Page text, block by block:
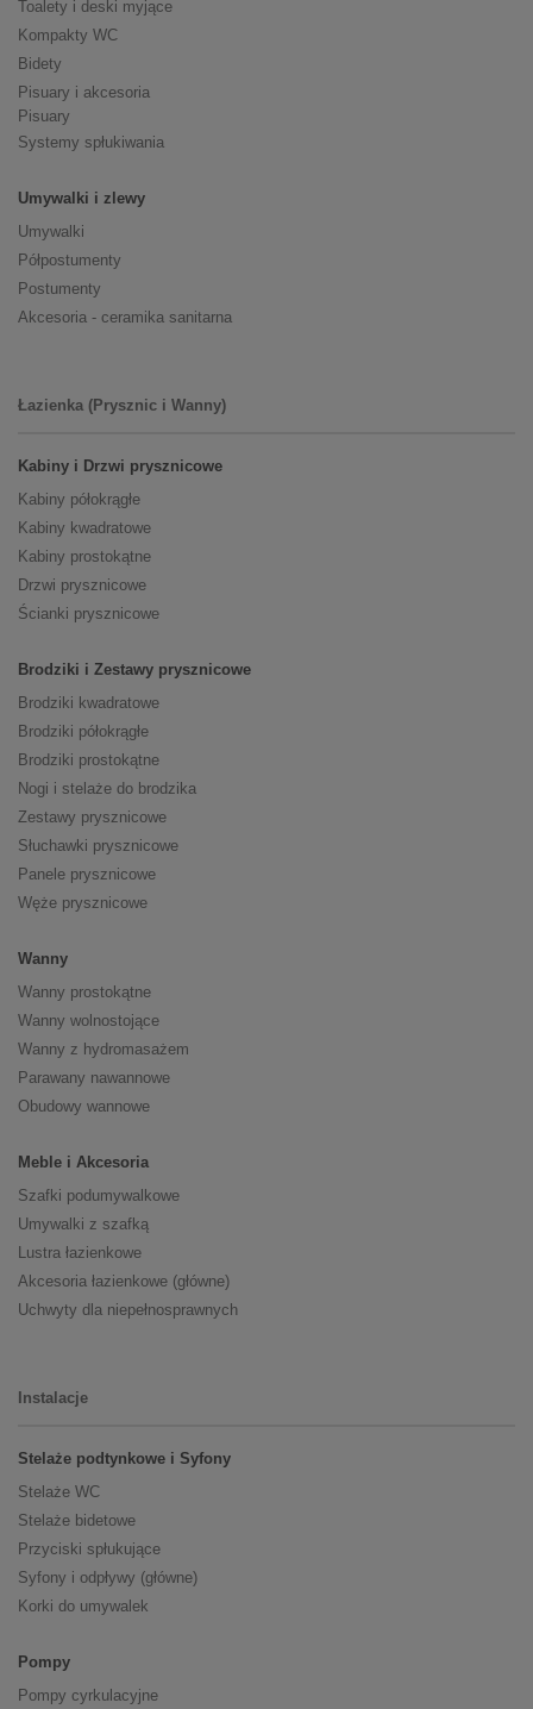
Toalety i deski myjące
Kompakty WC
Bidety
Pisuary i akcesoria
Pisuary
Systemy spłukiwania
Umywalki i zlewy
Umywalki
Półpostumenty
Postumenty
Akcesoria - ceramika sanitarna
Łazienka (Prysznic i Wanny)
Kabiny i Drzwi prysznicowe
Kabiny półokrągłe
Kabiny kwadratowe
Kabiny prostokątne
Drzwi prysznicowe
Ścianki prysznicowe
Brodziki i Zestawy prysznicowe
Brodziki kwadratowe
Brodziki półokrągłe
Brodziki prostokątne
Nogi i stelaże do brodzika
Zestawy prysznicowe
Słuchawki prysznicowe
Panele prysznicowe
Węże prysznicowe
Wanny
Wanny prostokątne
Wanny wolnostojące
Wanny z hydromasażem
Parawany nawannowe
Obudowy wannowe
Meble i Akcesoria
Szafki podumywalkowe
Umywalki z szafką
Lustra łazienkowe
Akcesoria łazienkowe (główne)
Uchwyty dla niepełnosprawnych
Instalacje
Stelaże podtynkowe i Syfony
Stelaże WC
Stelaże bidetowe
Przyciski spłukujące
Syfony i odpływy (główne)
Korki do umywalek
Pompy
Pompy cyrkulacyjne